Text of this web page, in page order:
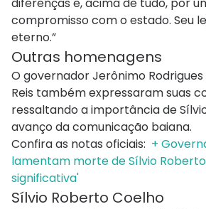
compromisso com o estado. Seu
eterno.”
Outras homenagens
O governador Jerônimo
Reis também expressaram suas
ressaltando a importância de
avanço da comunicação baiana.
Confira as notas oficiais: +
lamentam morte de Sílvio
significativa'
Sílvio Roberto Coelho